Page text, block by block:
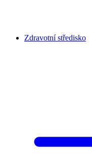
Zdravotní středisko